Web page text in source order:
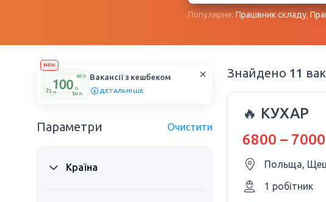
Популярне:Працівник складу,
NEW
Вакансії з кешбеком
ДЕТАЛЬНІШЕ
Параметри Очистити
Країна
Знайдено 11
🔥 КУХАР
6800 –
Польща,
1 робітник